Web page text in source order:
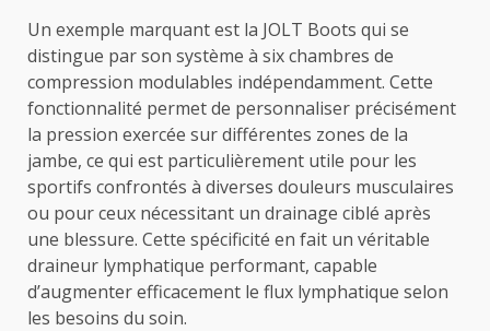
Un exemple marquant est la JOLT Boots qui se
distingue par son système à six chambres de
compression modulables indépendamment. Cette
fonctionnalité permet de personnaliser précisément
la pression exercée sur différentes zones de la
jambe, ce qui est particulièrement utile pour les
sportifs confrontés à diverses douleurs musculaires
ou pour ceux nécessitant un drainage ciblé après
une blessure. Cette spécificité en fait un véritable
draineur lymphatique performant, capable
d’augmenter efficacement le flux lymphatique selon
les besoins du soin.